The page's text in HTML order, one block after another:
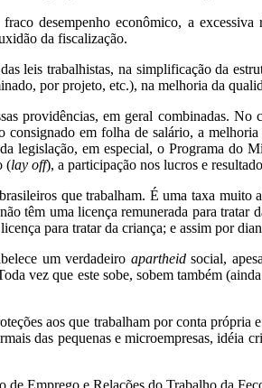
desempenho econômico, a
da fiscalização.
leis trabalhistas, na simplificação da
por projeto, etc.), na melhoria da
providências, em geral combinadas.
em folha de salário, a
legislação, em especial, o Programa
(lay off), a participação nos lucros e
que trabalham. É uma taxa muito
têm uma licença remunerada para tratar
para tratar da criança; e assim por
um verdadeiro apartheidsocial,
vez que este sobe, sobem também
aos que trabalham por conta
das pequenas e microempresas,
Emprego e Relações do Trabalho da